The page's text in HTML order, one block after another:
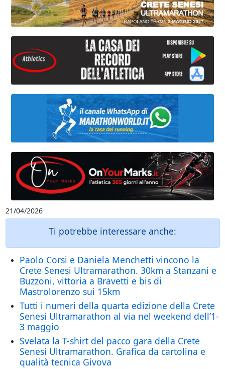
21/04/2026
Ti potrebbe interessare anche:
Paolo Corsi e Daniela Menchetti vincono la
Crete Senesi Ultramarathon. 30km a Stanzani e
Buzzoni, vittoria a Bravetti e bis di
Mastrolorenzo sui 15km
Tutti i numeri della quarta edizione della Crete
Senesi Ultramarathon al via nel weekend dell’1-
3 maggio
Svelata la T-shirt del pacco gara della Crete
Senesi Ultramarathon. Grafica da cartolina e
qualità tecnica Givova